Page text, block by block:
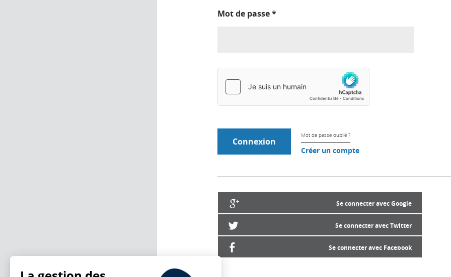
Mot de passe*
Mot de passe oublié ?
Créer un compte
Se connecter avec Google
Se connecter avec Twitter
Se connecter avec Facebook